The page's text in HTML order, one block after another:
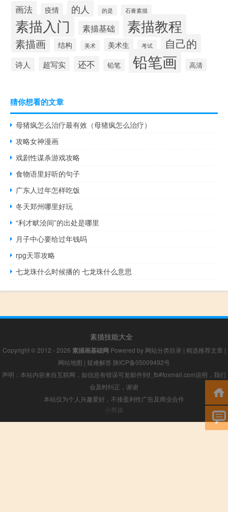
画法 疫情 的人 的是 石膏素描
素描入门 素描基础 素描教程
素描画 结构 美术 美术生 考试 自己的
诗人 超写实 还不 铅笔 铅笔画 高清
猜你想看的文章
母猪疯怎么治疗最有效（母猪疯怎么治疗）
攻略女神漫画
戏剧性谋杀游戏攻略
食物语里好听的句子
广东人过年怎样吃饭
冬天郑州哪里好玩
“利才畎浍间”的出处是哪里
月子中心要给过年钱吗
rpg天罪攻略
七龙珠什么时候播的 七龙珠什么意思
素描技能大全
Copyright © 2012 - 2026 素描画基础网 Powered by 网站分类目录 | 精选推荐文章 |
网站地图 | 疑难解答 陕ICP备05009492号
声明：本站内容来自互联网，如信息有错误可发邮件到f_fb#foxmail.com说明，我们
会及时纠正，谢谢
本站仅为个人兴趣爱好，不接盈利性广告及商业合作
小男孩